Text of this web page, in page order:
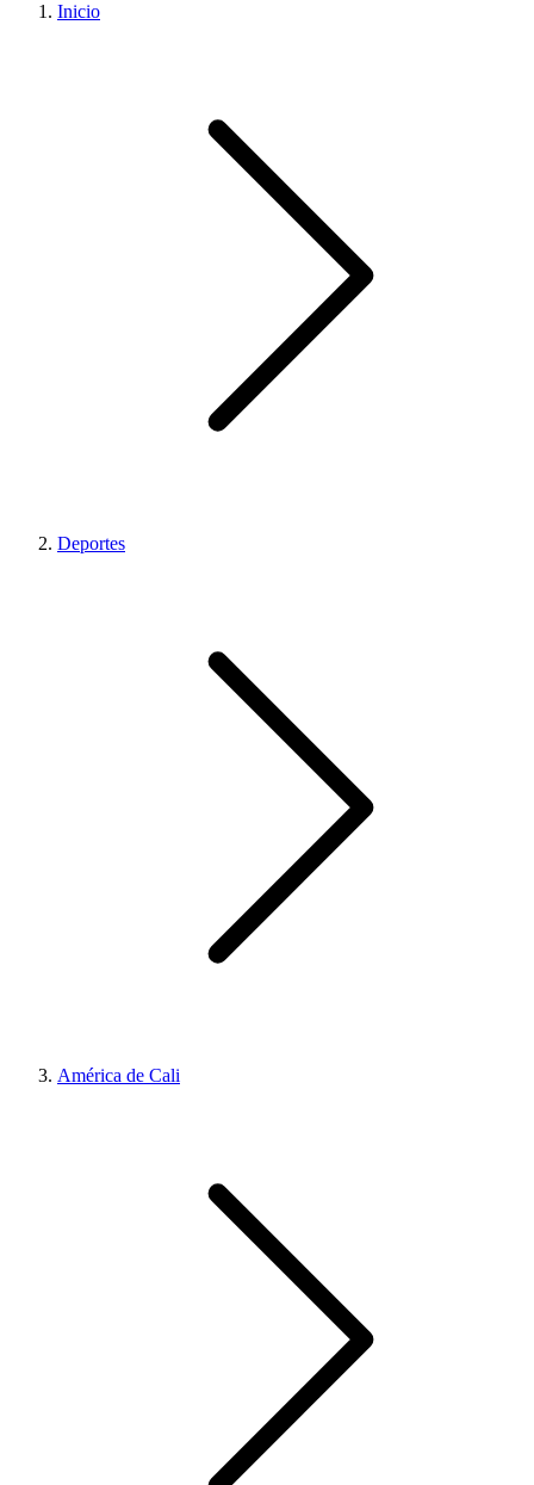
Inicio
Deportes
América de Cali